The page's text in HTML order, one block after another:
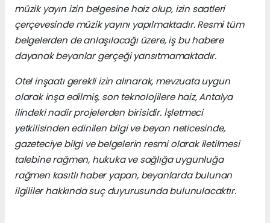
müzik yayın izin belgesine haiz olup, izin saatleri
çerçevesinde müzik yayını yapılmaktadır. Resmi tüm
belgelerden de anlaşılacağı üzere, iş bu habere
dayanak beyanlar gerçeği yansıtmamaktadır.
Otel inşaatı gerekli izin alınarak, mevzuata uygun
olarak inşa edilmiş, son teknolojilere haiz, Antalya
ilindeki nadir projelerden birisidir. İşletmeci
yetkilisinden edinilen bilgi ve beyan neticesinde,
gazeteciye bilgi ve belgelerin resmi olarak iletilmesi
talebine rağmen, hukuka ve sağlığa uygunluğa
rağmen kasıtlı haber yapan, beyanlarda bulunan
ilgililer hakkında suç duyurusunda bulunulacaktır.